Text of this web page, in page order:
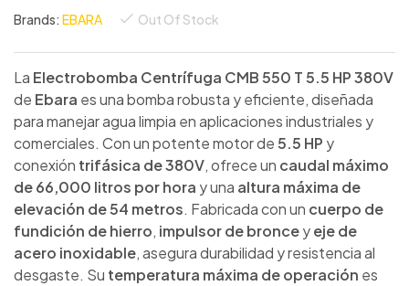
Brands: EBARA Out Of Stock
La Electrobomba Centrífuga CMB 550 T 5.5 HP 380V
de Ebara es una bomba robusta y eficiente, diseñada
para manejar agua limpia en aplicaciones industriales y
comerciales. Con un potente motor de5.5 HP y
conexión trifásica de 380V, ofrece un caudal máximo
de 66,000 litros por hora y una altura máxima de
elevación de 54 metros. Fabricada con un cuerpo de
fundición de hierro, impulsor de bronceyeje de
acero inoxidable, asegura durabilidad y resistencia al
desgaste. Su temperatura máxima de operación es